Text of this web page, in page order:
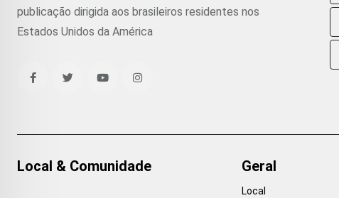
publicação dirigida aos brasileiros residentes nos
Estados Unidos da América
Local & Comunidade Geral
Local